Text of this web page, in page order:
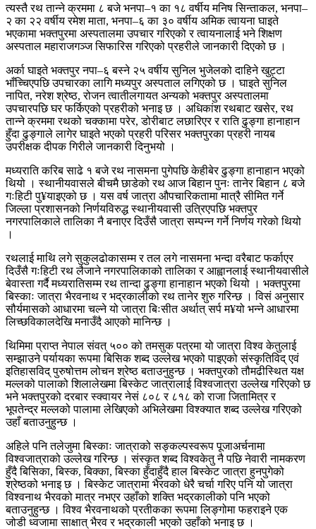
त्यस्तै रथ तान्ने क्रममा ८ बजे भनपा–१ का १८ वर्षीय मनिष सिन्ताकल, भनपा–
२ का २२ वर्षीय रमेश माता, भनपा–६ का ३० वर्षीय अमिक त्वायना घाइते
भएकामा भक्तपुरमा अस्पतालमा उपचार गरिएको र त्वायनालाई भने शिक्षण
अस्पताल महाराजगञ्ज सिफारिस गरिएको प्रहरीले जानकारी दिएको छ ।
अर्का घाइते भक्तपुर नपा–६ बस्ने २५ वर्षीय सुनिल भुजेलको दाहिने खुट्टा
भाँच्चिएपछि उपचारका लागि मध्यपुर अस्पताल लगिएको छ । घाइते सुनिल
नापित, नरेश श्रेष्ठ, रोजन त्वातीलगायत अन्यको भक्तपुर अस्पतालमा
उपचारपछि घर फर्किएको प्रहरीको भनाइ छ । अधिकांश रथबाट खसेर, रथ
तान्ने क्रममा रथको चक्कामा परेर, डोरीबाट लछारिएर र राति ढुङ्गा हानाहान
हुँदा ढुङ्गाले लागेर घाइते भएको प्रहरी परिसर भक्तपुरका प्रहरी नायब
उपरीक्षक दीपक गिरीले जानकारी दिनुभयो ।
मध्यराति करिब साढे १ बजे रथ नासमना पुगेपछि केहीबेर ढुङ्गा हानाहान भएको
थियो । स्थानीयवासले बीचमै छाडेको रथ आज बिहान पुनः तानेर बिहान ८ बजे
गःहिटी पु¥याइएको छ । यस वर्ष जात्रा औपचारिकतामा मात्रै सीमित गर्ने
जिल्ला प्रशासनको निर्णयविरुद्ध स्थानीयवासी उत्रिएपछि भक्तपुर
नगरपालिकाले तालिका नै बनाएर दिउँसै जात्रा सम्पन्न गर्ने निर्णय गरेको थियो
।
रथलाई माथि लगे सुकुलढोकासम्म र तल लगे नासमना भन्दा वरैबाट फर्काएर
दिउँसै गःहिटी रथ लैजाने नगरपालिकाको तालिका र आह्वानलाई स्थानीयवासीले
बेवास्ता गर्दै मध्यरातिसम्म रथ तान्दा ढुङ्गा हानाहान भएको थियो । भक्तपुरमा
बिस्काः जात्रा भैरवनाथ र भद्रकालीको रथ तानेर शुरु गरिन्छ । विसं अनुसार
सौर्यमासको आधारमा चल्ने यो जात्रा बिःसीत अर्थात् सर्प म¥यो भन्ने आधारमा
लिच्छविकालदेखि मनाउँदै आएको मानिन्छ ।
थिमिमा प्राप्त नेपाल संवत् ५०० को तमसुक पत्रमा यो जात्रा विश्व केतुलाई
सम्झाउने पर्यायका रूपमा बिसिक शब्द उल्लेख भएको पाइएको संस्कृतिविद् एवं
इतिहासविद् पुरुषोत्तम लोचन श्रेष्ठ बताउनुहुन्छ । भक्तपुरको तौमढीस्थित यक्ष
मल्लको पालाको शिलालेखमा बिस्केट जात्रालाई विश्वजात्रा उल्लेख गरिएको छ
भने भक्तपुरको दरबार स्क्वायर नेसं ८०८ र ८१८ को राजा जितामित्र र
भूपतेन्द्र मल्लको पालामा लेखिएको अभिलेखमा विश्क्यात शब्द उल्लेख गरिएको
उहाँ बताउनुहुन्छ ।
अहिले पनि तलेजुमा बिस्काः जात्राको सङ्कल्पस्वरूप पूजाअर्चनामा
विश्वजात्राको उल्लेख गरिन्छ । संस्कृत शब्द विश्वकेतु नै पछि नेवारी नामकरण
हुँदै बिसिका, बिस्क, बिक्का, बिस्का हुँदाहुँदै हाल बिस्केट जात्रा हुनपुगेको
श्रेष्ठको भनाइ छ । बिस्केट जात्रामा भैरवको धेरै चर्चा गरिए पनि यो जात्रा
विश्वनाथ भैरवको मात्र नभएर उहाँको शक्ति भद्रकालीको पनि भएको
बताउनुहुन्छ । विश्व भैरवनाथको प्रतीकका रूपमा लिङ्गोमा फहराइने एक
जोडी ध्वजामा साक्षात् भैरव र भद्रकाली भएको उहाँको भनाइ छ ।